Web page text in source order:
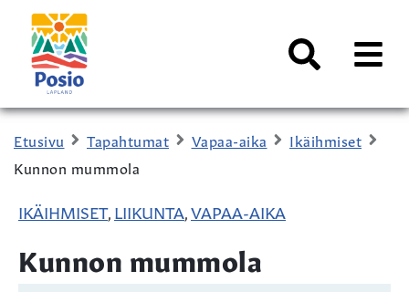
Siirry sisältöön
Kaupungin
logo
AVAA
Etusivu Tapahtumat Vapaa-aika
Ikäihmiset
Kunnon mummola
IKÄIHMISET, LIIKUNTA VAPAA-AIKA
Kunnon mummola